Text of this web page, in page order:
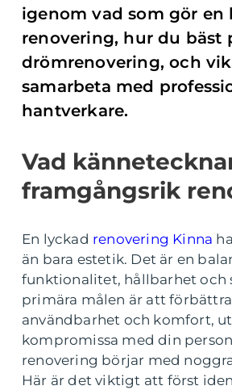
igenom vad som gör en
renovering, hur du bäst
drömrenovering, och
samarbeta med
hantverkare.
Vad
framgångsrik
En lyckad renovering Kinna
än bara estetik. Det är en
funktionalitet, hållbarhet och
primära målen är att
användbarhet och komfort,
kompromissa med din
renovering börjar med
Här är det viktigt att först